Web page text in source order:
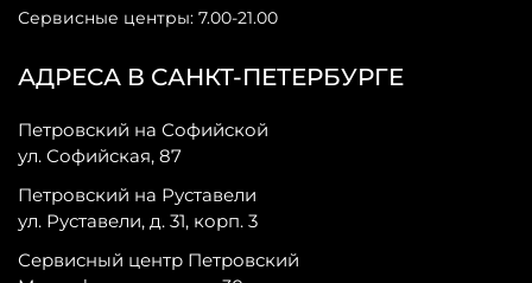
АДРЕСА В САНКТ-ПЕТЕРБУРГЕ
Петровский на Софийской
ул. Софийская, 87
Петровский на Руставели
ул. Руставели, д. 31, корп. 3
Сервисный центр Петровский
Сервисные центры: 7.00-21.00